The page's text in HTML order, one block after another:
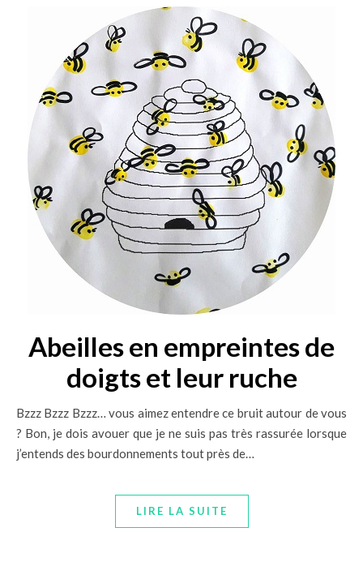
Abeilles en empreintes de
doigts et leur ruche
Bzzz Bzzz Bzzz… vous aimez entendre ce bruit autour de vous
? Bon, je dois avouer que je ne suis pas très rassurée lorsque
j’entends des bourdonnements tout près de…
LIRE LA SUITE